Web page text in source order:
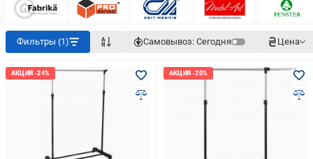
Фильтры (1) Самовывоз: Сегодня Цена